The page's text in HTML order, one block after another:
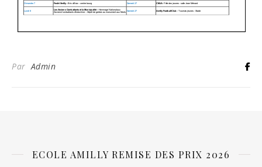
Par Admin
ECOLE AMILLY REMISE DES PRIX 2026